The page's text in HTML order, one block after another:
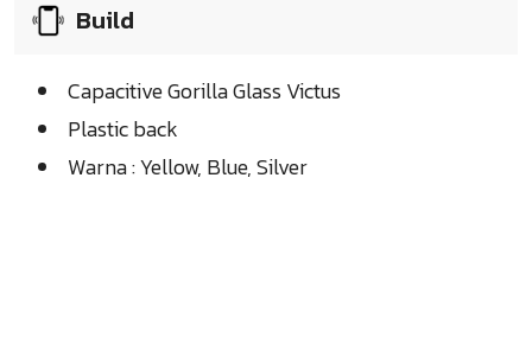
Build
Capacitive Gorilla Glass Victus
Plastic back
Warna : Yellow, Blue, Silver